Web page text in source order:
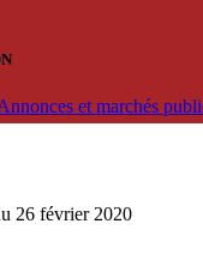
et marchés
26 février 2020